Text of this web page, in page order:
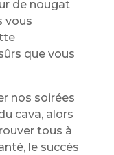
de nougat
vous
que vous
nos soirées
cava, alors
tous à
le succès